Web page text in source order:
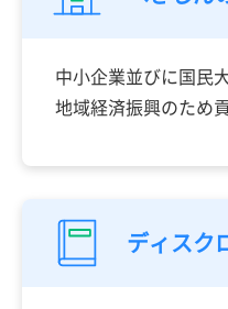
中小企業並びに国民
地域経済振興のため
ディスク